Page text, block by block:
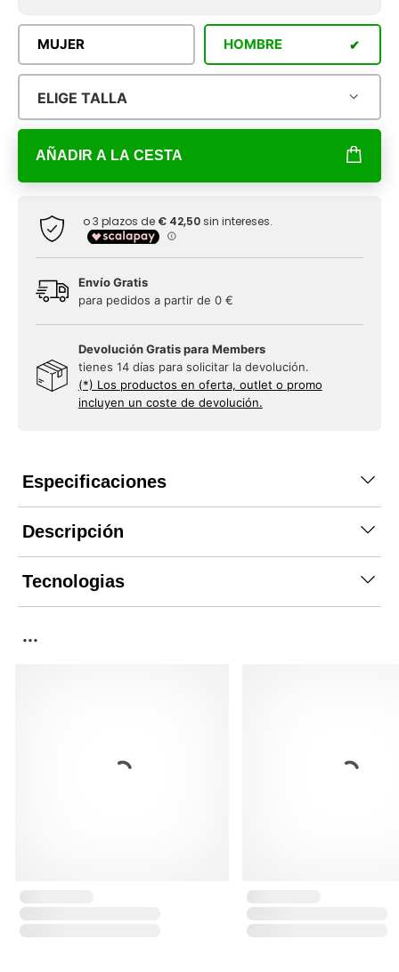
MUJER HOMBRE
ELIGE TALLA
AÑADIR A LA CESTA
Envío Gratis
para pedidos a partir de 0 €
Devolución Gratis para Members
tienes 14 días para solicitar la devolución.
(*) Los productos en oferta, outlet o promo
incluyen un coste de devolución.
Especificaciones
Descripción
Tecnologias
...